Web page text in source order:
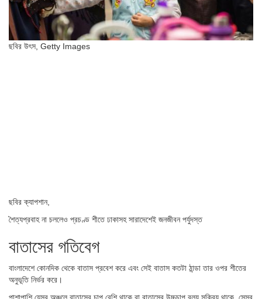
ছবির উৎস, Getty Images
ছবির ক্যাপশান,
শৈত্যপ্রবাহ না চললেও প্রচণ্ড শীতে ঢাকাসহ সারাদেশেই জনজীবন পর্যুদস্ত
বাতাসের গতিবেগ
বাংলাদেশে কোনদিক থেকে বাতাস প্রবেশ করে এবং সেই বাতাস কতটা ঠান্ডা তার ওপর শীতের
অনুভূতি নির্ভর করে।
পাশাপাশি যেসব অঞ্চলে বাতাসের চাপ বেশি থাকে বা বাতাসের উচ্চচাপ বলয় সক্রিয় থাকে, সেসব